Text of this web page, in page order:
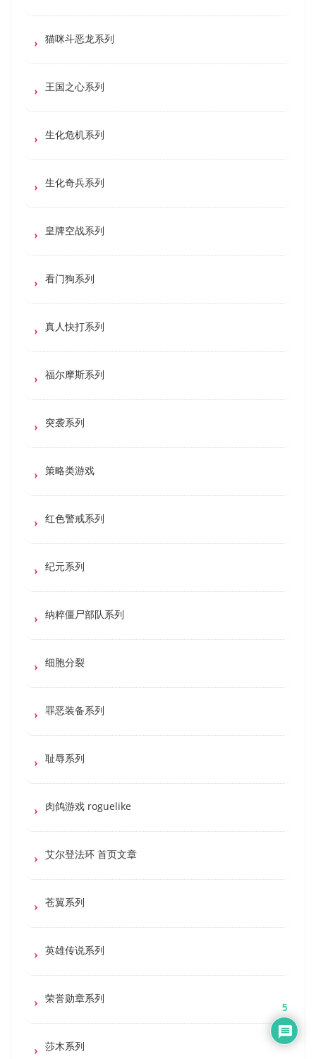
猫咪斗恶龙系列
王国之心系列
生化危机系列
生化奇兵系列
皇牌空战系列
看门狗系列
真人快打系列
福尔摩斯系列
突袭系列
策略类游戏
红色警戒系列
纪元系列
纳粹僵尸部队系列
细胞分裂
罪恶装备系列
耻辱系列
肉鸽游戏 roguelike
艾尔登法环 首页文章
苍翼系列
英雄传说系列
荣誉勋章系列
莎木系列
5